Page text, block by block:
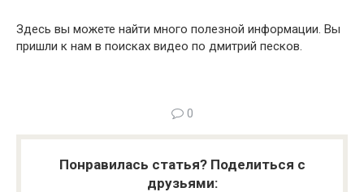
Здесь вы можете найти много полезной информации. Вы
пришли к нам в поисках видео по дмитрий песков.
0
Понравилась статья? Поделиться с
друзьями: